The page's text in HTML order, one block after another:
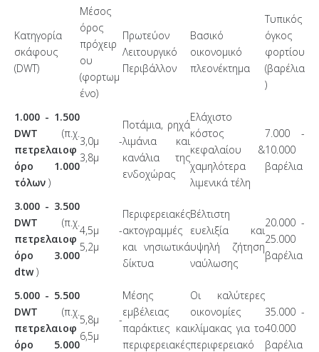
Κατηγορία
σκάφους
(DWT)
Μέσος
όρος
πρόχειρ
ου
(φορτωμ
ένο)
Πρωτεύον
Λειτουργικό
Περιβάλλον
Βασικό
οικονομικό
πλεονέκτημα
Τυπικός
όγκος
φορτίου
(βαρέλια
)
1.000 - 1.500
DWT (π.χ.
πετρελαιοφ
όρο 1.000
τόλων )
3,0μ -
3,8μ
Ποτάμια, ρηχά
λιμάνια και
κανάλια της
ενδοχώρας
Ελάχιστο
κόστος
κεφαλαίου &
χαμηλότερα
λιμενικά τέλη
7.000 -
10.000
βαρέλια
3.000 - 3.500
DWT (π.χ.
πετρελαιοφ
όρο 3.000
dtw)
4,5μ -
5,2μ
Περιφερειακές
ακτογραμμές
και νησιωτικά
δίκτυα
Βέλτιστη
ευελιξία και
υψηλή ζήτηση
ναύλωσης
20.000 -
25.000
βαρέλια
5.000 - 5.500
DWT (π.χ.
πετρελαιοφ
όρο 5.000
5,8μ -
6,5μ
Μέσης
εμβέλειας
παράκτιες και
περιφερειακές
Οι καλύτερες
οικονομίες
κλίμακας για το
περιφερειακό
35.000 -
40.000
βαρέλια